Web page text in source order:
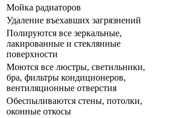
Мойка радиаторов
Удаление въехавших загрязнений
Полируются все зеркальные,
лакированные и стеклянные
поверхности
Моются все люстры, светильники,
бра, фильтры кондиционеров,
вентиляционные отверстия
Обеспыливаются стены, потолки,
оконные откосы